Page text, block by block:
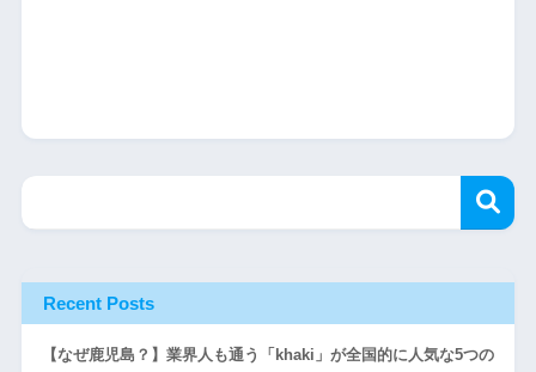
Recent Posts
【なぜ鹿児島？】業界人も通う「khaki」が全国的に人気な5つの